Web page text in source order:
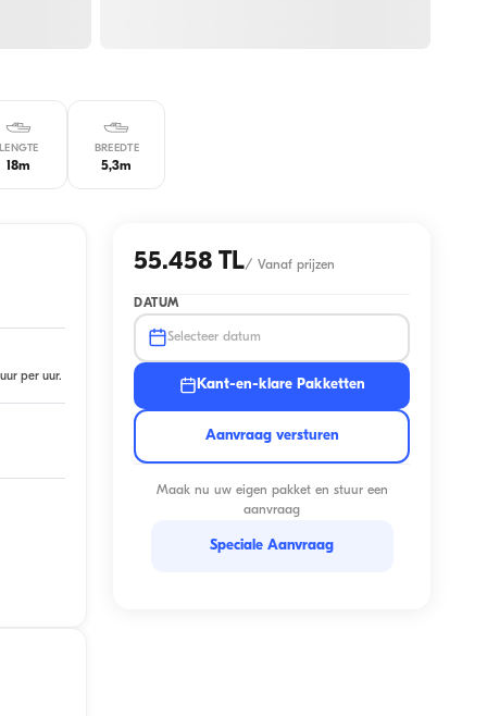
18m
BREEDTE
5,3m
per uur.
55.458 TL/ Vanaf prijzen
DATUM
Selecteer datum
Kant-en-klare Pakketten
Aanvraag versturen
Maak nu uw eigen pakket en stuur een
aanvraag
Speciale Aanvraag